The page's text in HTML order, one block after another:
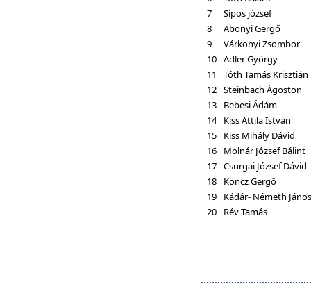
7
Sípos józsef
8
Abonyi Gergő
9
Várkonyi Zsombor
10 Adler György
11
Tóth Tamás Krisztián
12 Steinbach Ágoston
13
Bebesi Ádám
14 Kiss Attila István
15
Kiss Mihály Dávid
16
Molnár József Bálint
17 Csurgai József Dávid
18
Koncz Gergő
19
Kádár- Németh János
20
Rév Tamás